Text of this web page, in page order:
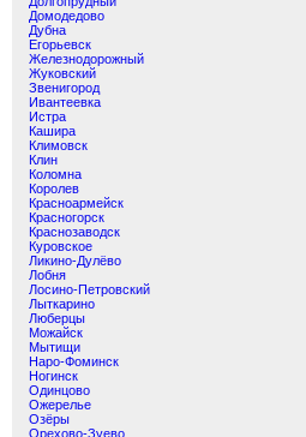
Домодедово
Дубна
Егорьевск
Железнодорожный
Жуковский
Звенигород
Ивантеевка
Истра
Кашира
Климовск
Клин
Коломна
Королев
Красноармейск
Красногорск
Краснозаводск
Куровское
Ликино-Дулёво
Лобня
Лосино-Петровский
Лыткарино
Люберцы
Можайск
Мытищи
Наро-Фоминск
Ногинск
Одинцово
Ожерелье
Озёры
Орехово-Зуево